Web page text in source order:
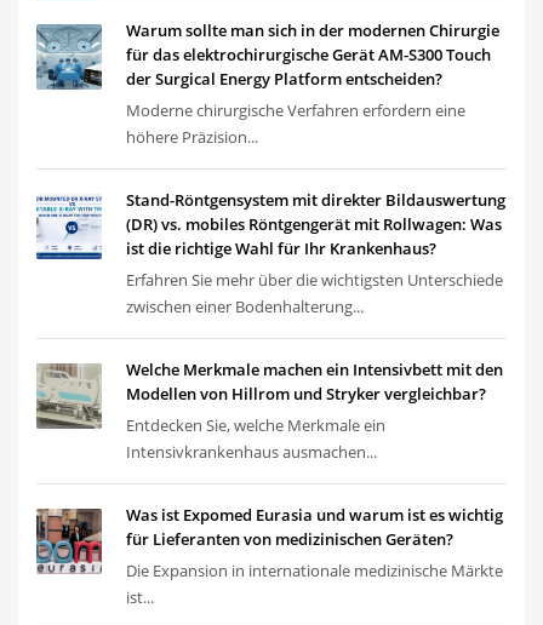
Warum sollte man sich in der modernen Chirurgie
für das elektrochirurgische Gerät AM-S300 Touch
der Surgical Energy Platform entscheiden?
Moderne chirurgische Verfahren erfordern eine
höhere Präzision...
Stand-Röntgensystem mit direkter Bildauswertung
(DR) vs. mobiles Röntgengerät mit Rollwagen: Was
ist die richtige Wahl für Ihr Krankenhaus?
Erfahren Sie mehr über die wichtigsten Unterschiede
zwischen einer Bodenhalterung...
Welche Merkmale machen ein Intensivbett mit den
Modellen von Hillrom und Stryker vergleichbar?
Entdecken Sie, welche Merkmale ein
Intensivkrankenhaus ausmachen...
Was ist Expomed Eurasia und warum ist es wichtig
für Lieferanten von medizinischen Geräten?
Die Expansion in internationale medizinische Märkte
ist...